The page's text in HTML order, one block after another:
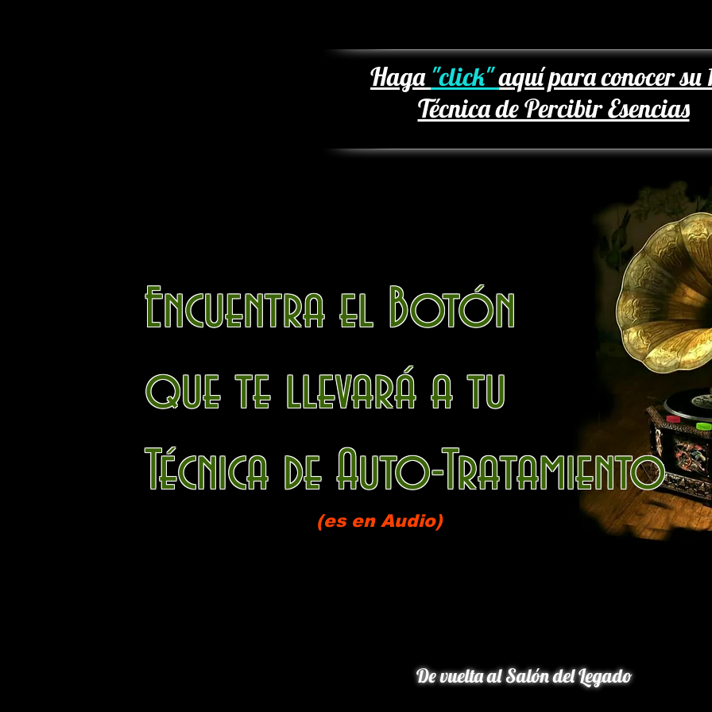
Haga "click"aquí para conocer su
Técnica de Percibir Esencias
Encuentra el Botón
que te llevará a tu
Técnica de Auto-Tratamiento
(es en Audio)
De vuelta al Salón del Legado